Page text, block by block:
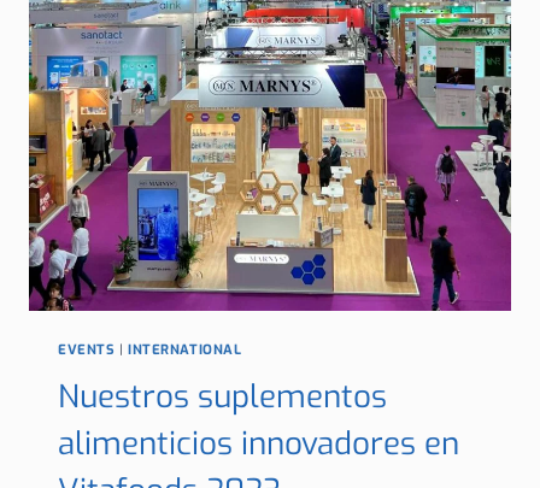
V
ORGÀNICS
CLEAN
AWARDS
EVENTS |INTERNATIONAL
Nuestros suplementos
alimenticios innovadores en